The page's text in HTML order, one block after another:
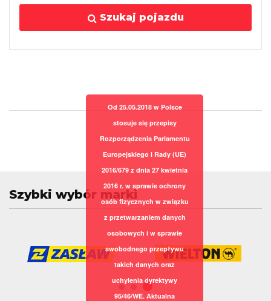
Szukaj pojazdu
Szybki wybór marki
Od 25.05.2018 w Polsce
stosuje się przepisy
Rozporządzenia Parlamentu
Europejskiego i Rady (UE)
2016/679 z dnia 27 kwietnia
2016 r. w sprawie ochrony
osób fizycznych w związku
z przetwarzaniem danych
osobowych i w sprawie
swobodnego przepływu
takich danych oraz
uchylenia dyrektywy
95/46/WE. Aktualna